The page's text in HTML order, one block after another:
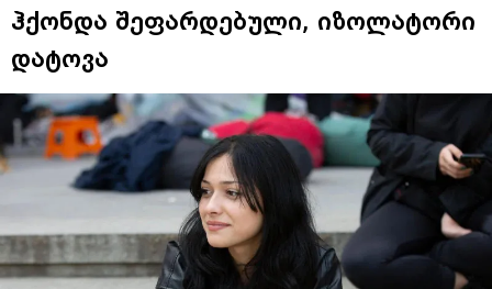
ჰქონდა შეფარდებული, იზოლატორი
დატოვა